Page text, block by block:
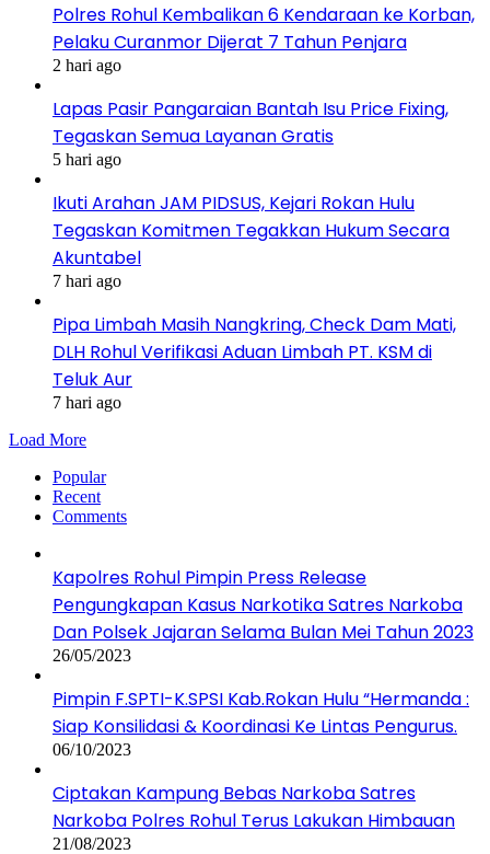
Polres Rohul Kembalikan 6 Kendaraan ke Korban,
Pelaku Curanmor Dijerat 7 Tahun Penjara
2 hari ago
Lapas Pasir Pangaraian Bantah Isu Price Fixing,
Tegaskan Semua Layanan Gratis
5 hari ago
Ikuti Arahan JAM PIDSUS, Kejari Rokan Hulu
Tegaskan Komitmen Tegakkan Hukum Secara
Akuntabel
7 hari ago
Pipa Limbah Masih Nangkring, Check Dam Mati,
DLH Rohul Verifikasi Aduan Limbah PT. KSM di
Teluk Aur
7 hari ago
Load More
Popular
Recent
Comments
Kapolres Rohul Pimpin Press Release
Pengungkapan Kasus Narkotika Satres Narkoba
Dan Polsek Jajaran Selama Bulan Mei Tahun 2023
26/05/2023
Pimpin F.SPTI-K.SPSI Kab.Rokan Hulu “Hermanda :
Siap Konsilidasi & Koordinasi Ke Lintas Pengurus.
06/10/2023
Ciptakan Kampung Bebas Narkoba Satres
Narkoba Polres Rohul Terus Lakukan Himbauan
21/08/2023